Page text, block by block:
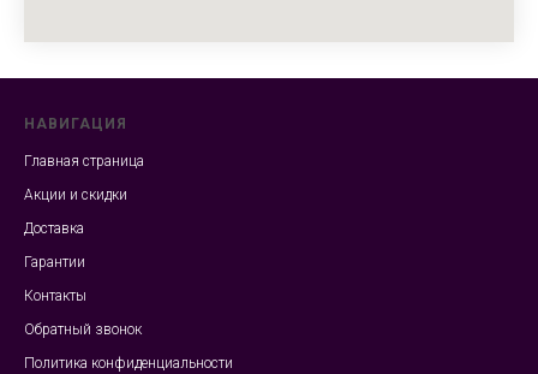
НАВИГАЦИЯ
Главная страница
Акции и скидки
Доставка
Гарантии
Контакты
Обратный звонок
Политика конфиденциальности